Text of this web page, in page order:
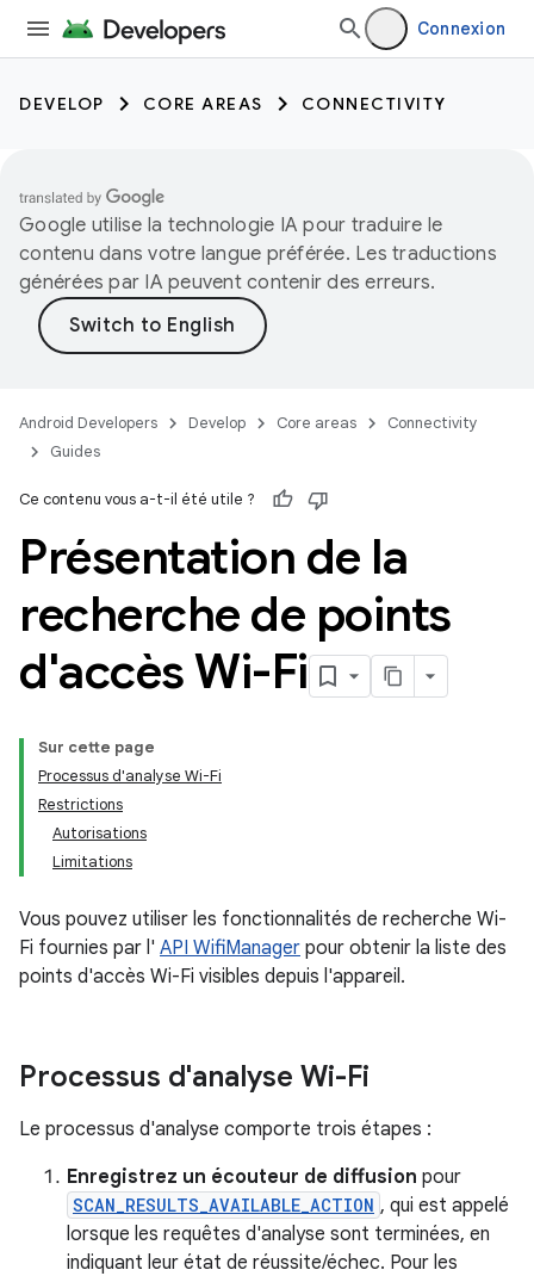
Connexion
DEVELOP CORE AREAS CONNECTIVITY
Google utilise la technologie IA pour traduire le
contenu dans votre langue préférée. Les traductions
générées par IA peuvent contenir des erreurs.
Android Developers Develop Core areas
Connectivity
Guides
Ce contenu vous a-t-il été utile ?
Présentation de la
recherche de points
d'accès Wi-Fi
Sur cette page
Processus d'analyse Wi-Fi
Restrictions
Autorisations
Limitations
Vous pouvez utiliser les fonctionnalités de recherche Wi-
Fi fournies par l' API WifiManager pour obtenir la liste des
points d'accès Wi-Fi visibles depuis l'appareil.
Processus d'analyse Wi-Fi
Le processus d'analyse comporte trois étapes :
Enregistrez un écouteur de diffusion pour
SCAN_RESULTS_AVAILABLE_ACTION , qui est appelé
lorsque les requêtes d'analyse sont terminées, en
indiquant leur état de réussite/échec. Pour les